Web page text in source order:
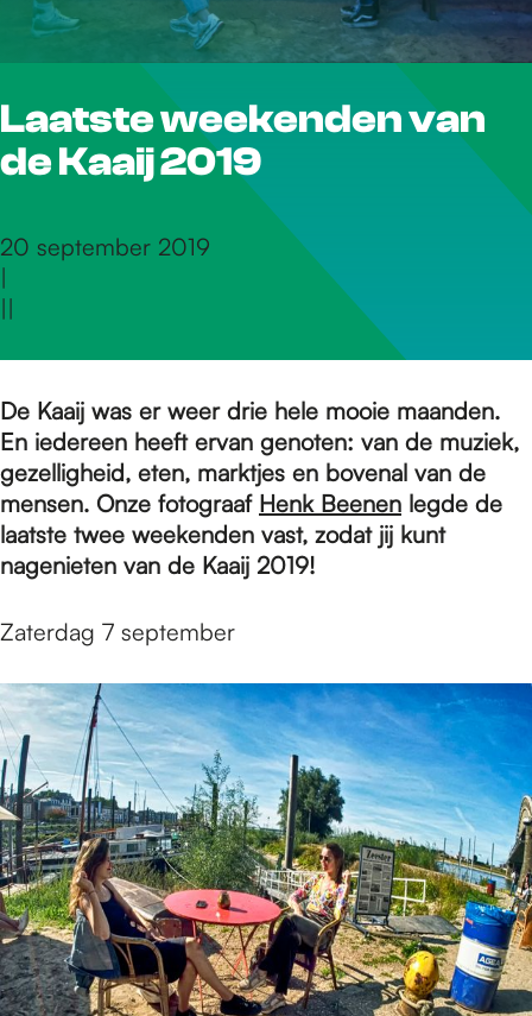
r
d
e
o
m
e
a
g
e
Laatste weekenden van
de Kaaij 2019
20 september 2019
|
||
De Kaaij was er weer drie hele mooie maanden.
En iedereen heeft ervan genoten: van de muziek,
gezelligheid, eten, marktjes en bovenal van de
mensen. Onze fotograaf Henk Beenen legde de
laatste twee weekenden vast, zodat jij kunt
nagenieten van de Kaaij 2019!
Zaterdag 7 september